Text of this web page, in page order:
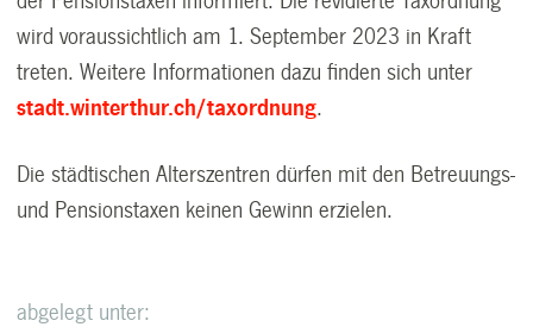
wird voraussichtlich am 1. September 2023 in Kraft
treten. Weitere Informationen dazu finden sich unter
stadt.winterthur.ch/taxordnung.
Die städtischen Alterszentren dürfen mit den Betreuungs-
und Pensionstaxen keinen Gewinn erzielen.
abgelegt unter: